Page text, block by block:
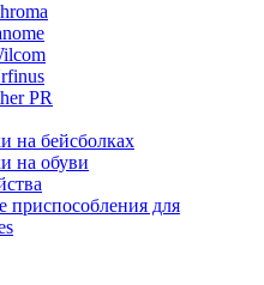
PR
на бейсболках
на обуви
для